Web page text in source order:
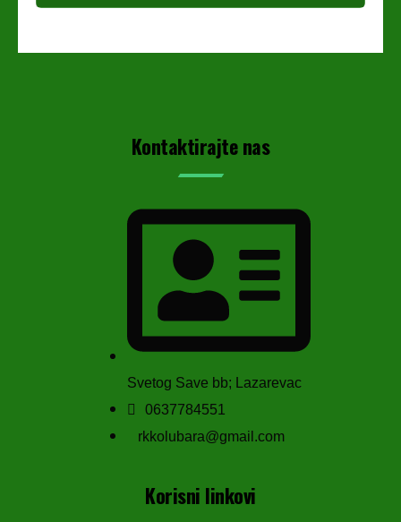
Kontaktirajte nas
Svetog Save bb; Lazarevac
0637784551
rkkolubara@gmail.com
Korisni linkovi